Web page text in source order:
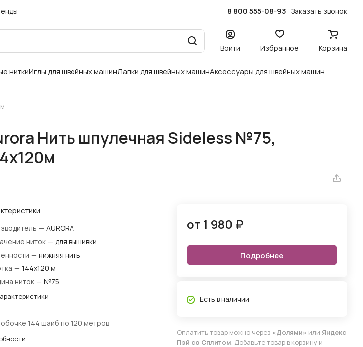
8 800 555-08-93 Заказать звонок
Войти Избранное Корзина
ниткиИглы для швейных машинЛапки для швейных машинАксессуары для швейных машин
Нить шпулечная Sideless №75,
— AURORA
ниток — для вышивки
— нижняя нить
— 144х120 м
ниток — №75
144 шайб по 120 метров
от 1 980 ₽
Подробнее
Есть в наличии
Оплатить товар можно через «Долями» или Яндекс
Пэй со Сплитом. Добавьте товар в корзину и